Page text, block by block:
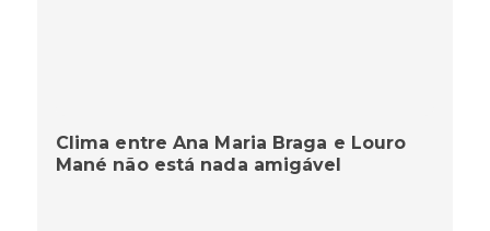
Clima entre Ana Maria Braga e Louro
Mané não está nada amigável